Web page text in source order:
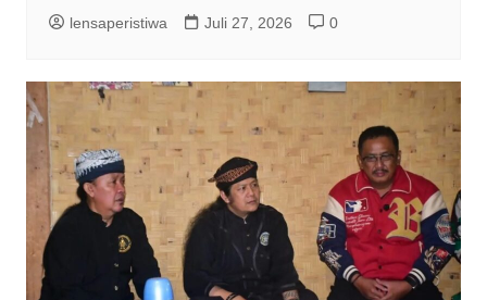
lensaperistiwa Juli 27, 2026 0